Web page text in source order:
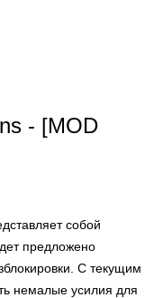
- [MOD
собой
предложено
С текущим
немалые усилия для